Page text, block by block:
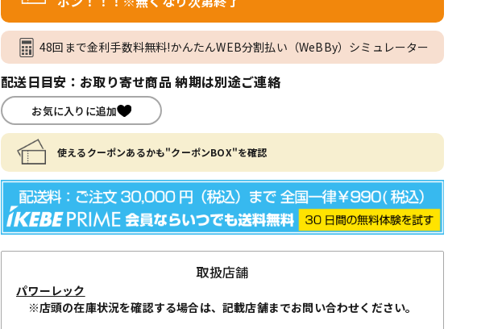
48回まで金利手数料無料!かんたんWEB分割払い（WeBBy）シミュレーター
配送日目安：お取り寄せ商品 納期は別途ご連絡
お気に入りに追加
使えるクーポンあるかも"クーポンBOX"を確認
取扱店舗
パワーレック
※店頭の在庫状況を確認する場合は、記載店舗までお問い合わせください。